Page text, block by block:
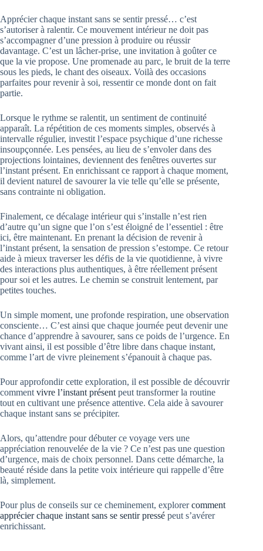
Apprécier chaque instant sans se sentir pressé… c’est
s’autoriser à ralentir. Ce mouvement intérieur ne doit pas
s’accompagner d’une pression à produire ou réussir
davantage. C’est un lâcher-prise, une invitation à goûter ce
que la vie propose. Une promenade au parc, le bruit de la terre
sous les pieds, le chant des oiseaux. Voilà des occasions
parfaites pour revenir à soi, ressentir ce monde dont on fait
partie.
Lorsque le rythme se ralentit, un sentiment de continuité
apparaît. La répétition de ces moments simples, observés à
intervalle régulier, investit l’espace psychique d’une richesse
insoupçonnée. Les pensées, au lieu de s’envoler dans des
projections lointaines, deviennent des fenêtres ouvertes sur
l’instant présent. En enrichissant ce rapport à chaque moment,
il devient naturel de savourer la vie telle qu’elle se présente,
sans contrainte ni obligation.
Finalement, ce décalage intérieur qui s’installe n’est rien
d’autre qu’un signe que l’on s’est éloigné de l’essentiel : être
ici, être maintenant. En prenant la décision de revenir à
l’instant présent, la sensation de pression s’estompe. Ce retour
aide à mieux traverser les défis de la vie quotidienne, à vivre
des interactions plus authentiques, à être réellement présent
pour soi et les autres. Le chemin se construit lentement, par
petites touches.
Un simple moment, une profonde respiration, une observation
consciente… C’est ainsi que chaque journée peut devenir une
chance d’apprendre à savourer, sans ce poids de l’urgence. En
vivant ainsi, il est possible d’être libre dans chaque instant,
comme l’art de vivre pleinement s’épanouit à chaque pas.
Pour approfondir cette exploration, il est possible de découvrir
comment vivre l’instant présent peut transformer la routine
tout en cultivant une présence attentive. Cela aide à savourer
chaque instant sans se précipiter.
Alors, qu’attendre pour débuter ce voyage vers une
appréciation renouvelée de la vie ? Ce n’est pas une question
d’urgence, mais de choix personnel. Dans cette démarche, la
beauté réside dans la petite voix intérieure qui rappelle d’être
là, simplement.
Pour plus de conseils sur ce cheminement, explorercomment
apprécier chaque instant sans se sentir pressé peut s’avérer
enrichissant.